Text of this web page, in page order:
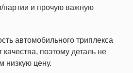
партии и прочую важную
автомобильного триплекса
поэтому деталь не
низкую цену.